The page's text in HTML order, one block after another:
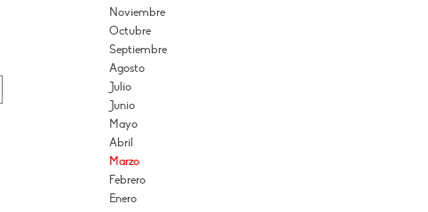
Noviembre
Octubre
Septiembre
Agosto
Julio
Junio
Mayo
Abril
Marzo
Febrero
Enero